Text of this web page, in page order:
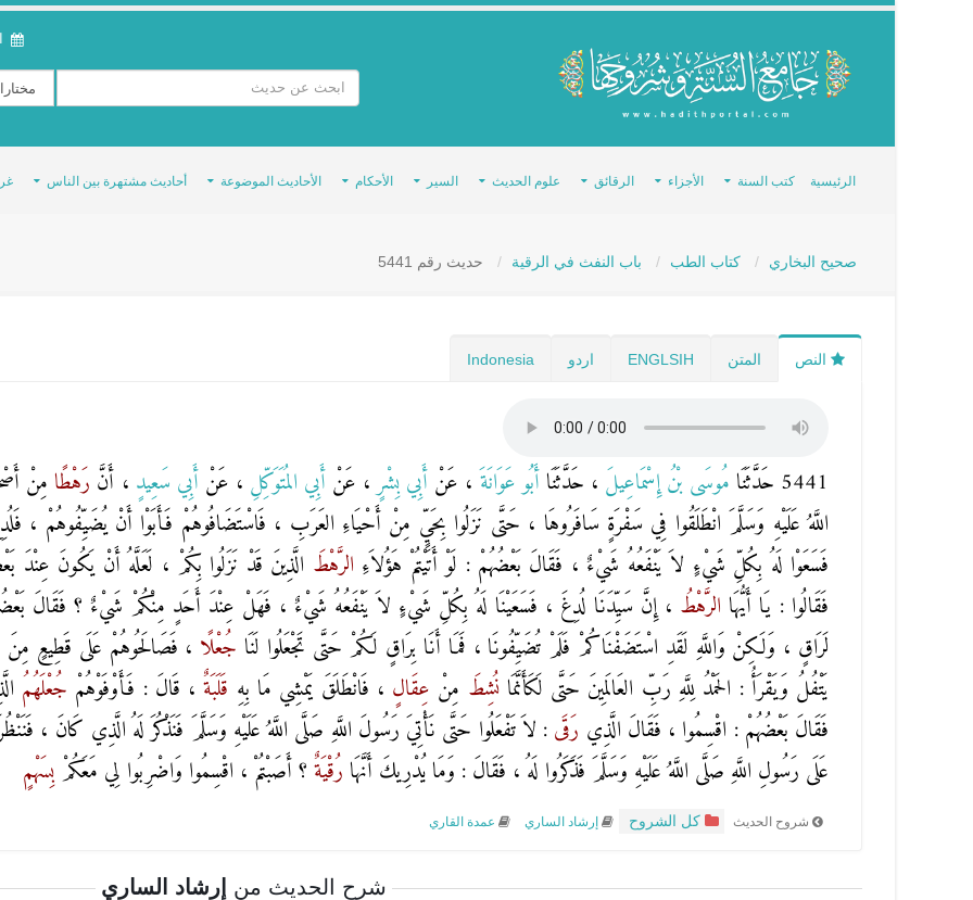
الرئيسية كتب السنة الأجزاء الرقائق علوم الحديث السير الأحكام الأحاديث الموضوعة أحاديث مشتهرة بين الناس
صحيح البخاري كتاب الطب باب النفث في الرقية حديث رقم 5441
النص المتن ENGLSIH اردو Indonesia
5441 حَدَّثَنَا مُوسَى بْنُ إِسْمَاعِيلَ ، حَدَّثَنَا أَبُو عَوَانَةَ ، عَنْ أَبِي بِشْرٍ، عَنْ أَبِي المُتَوَكِّلِ ، عَنْ أَبِي سَعِيدٍ ، أَنَّ رَهْطًا مِنْ
اللَّهُ عَلَيْهِ وَسَلَّمَ انْطَلَقُوا فِي سَفْرَةٍ سَافَرُوهَا ، حَتَّى نَزَلُوا بِحَيٍّ مِنْ أَحْيَاءِ العَرَبِ ، فَاسْتَضَافُوهُمْ فَأَبَوْا أَنْ يُضَيِّفُوهُمْ ،
فَسَعَوْا لَهُ بِكُلِّ شَيْءٍ لاَ يَنْفَعُهُ شَيْءٌ ، فَقَالَ بَعْضُهُمْ : لَوْ أَتَيْتُمْ هَؤُلاَءِ الرَّهْطَ الَّذِينَ قَدْ نَزَلُوا بِكُمْ ، لَعَلَّهُ أَنْ يَكُونَ عِنْدَ
فَقَالُوا : يَا أَيُّهَا الرَّهْطُ ، إِنَّ سَيِّدَنَا لُدِغَ ، فَسَعَيْنَا لَهُ بِكُلِّ شَيْءٍ لاَ يَنْفَعُهُ شَيْءٌ ، فَهَلْ عِنْدَ أَحَدٍ مِنْكُمْ شَيْءٌ ؟ فَقَالَ
لَرَاقٍ ، وَلَكِنْ وَاللَّهِ لَقَدِ اسْتَضَفْنَاكُمْ فَلَمْ تُضَيِّفُونَا ، فَمَا أَنَا بِرَاقٍ لَكُمْ حَتَّى تَجْعَلُوا لَنَا جُعْلًا ، فَصَالَحُوهُمْ عَلَى قَطِيعٍ مِنَ
يَتْفُلُ وَيَقْرَأُ : الحَمْدُ لِلَّهِ رَبِّ العَالَمِينَ حَتَّى لَكَأَنَّمَانُشِطَ مِنْ عِقَالٍ ، فَانْطَلَقَ يَمْشِي مَا بِهِ قَلَبَةٌ ، قَالَ : فَأَوْفَوْهُمْ جُعْلَهُمُ
فَقَالَ بَعْضُهُمْ : اقْسِمُوا ، فَقَالَ الَّذِي رَقَى : لاَ تَفْعَلُوا حَتَّى نَأْتِيَ رَسُولَ اللَّهِ صَلَّى اللَّهُ عَلَيْهِ وَسَلَّمَ فَنَذْكُرَ لَهُ الَّذِي كَانَ ،
عَلَى رَسُولِ اللَّهِ صَلَّى اللَّهُ عَلَيْهِ وَسَلَّمَ فَذَكَرُوا لَهُ ، فَقَالَ : وَمَا يُدْرِيكَ أَنَّهَا رُقْيَةٌ ؟ أَصَبْتُمْ ، اقْسِمُوا وَاضْرِبُوا لِي مَعَكُمْ بِسَهْمٍ
شروح الحديث كل الشروح إرشاد الساري عمدة القاري
شرح الحديث من إرشاد الساري